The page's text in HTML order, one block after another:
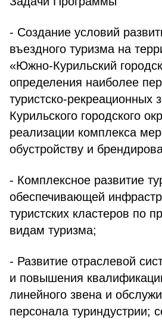
- Создание условий
въездного туризма на
«Южно-Курильский
определения наиболее
туристско-рекреационных
Курильского городского
реализации комплекса
обустройству и
- Комплексное развитие
обеспечивающей
туристских кластеров по
видам туризма;
- Развитие отраслевой
и повышения
линейного звена и
персонала туриндустрии;